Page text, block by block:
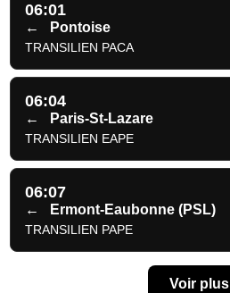
06:01
← Pontoise
TRANSILIEN PACA
06:04
← Paris-St-Lazare
TRANSILIEN EAPE
06:07
← Ermont-Eaubonne (PSL)
TRANSILIEN PAPE
Voir plus